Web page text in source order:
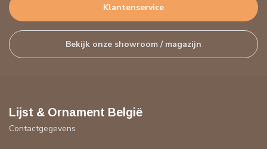
Klantenservice
Bekijk onze showroom / magazijn
Lijst & Ornament België
Contactgegevens